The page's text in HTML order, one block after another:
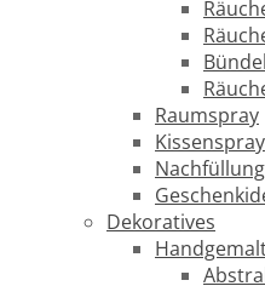
Bündel
Raumspray
Kissenspray
Dekoratives